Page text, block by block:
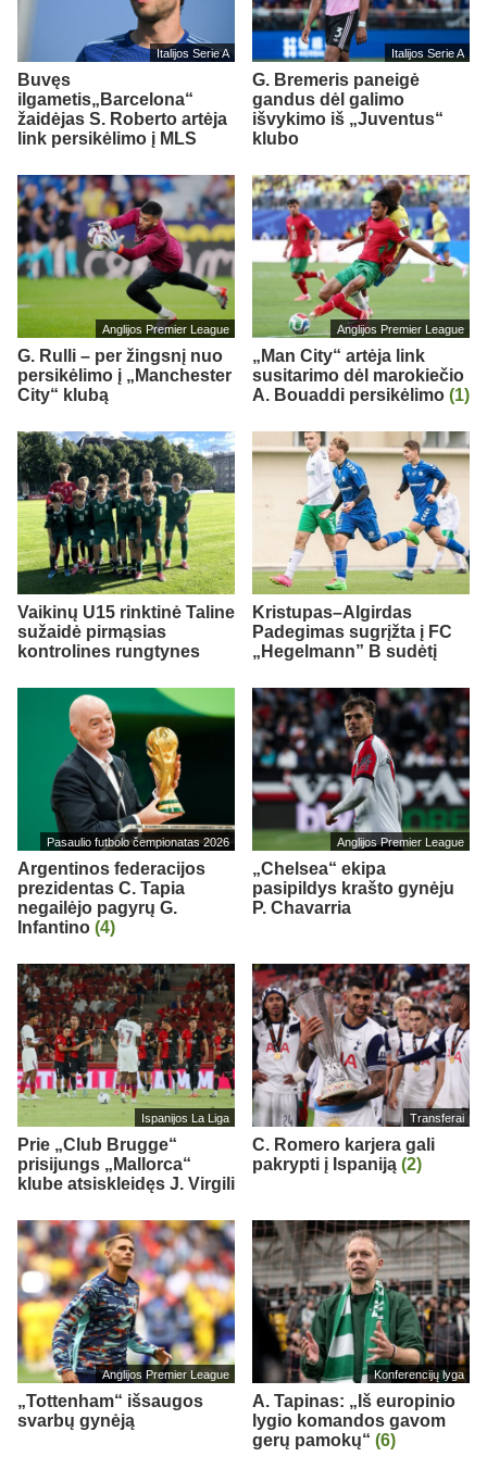
Italijos Serie A
Buvęs
ilgametis„Barcelona“
žaidėjas S. Roberto artėja
link persikėlimo į MLS
Italijos Serie A
G. Bremeris paneigė
gandus dėl galimo
išvykimo iš „Juventus“
klubo
Anglijos Premier League
G. Rulli – per žingsnį nuo
persikėlimo į „Manchester
City“ klubą
Anglijos Premier League
„Man City“ artėja link
susitarimo dėl marokiečio
A. Bouaddi persikėlimo (1)
Vaikinų U15 rinktinė Taline
sužaidė pirmąsias
kontrolines rungtynes
Kristupas–Algirdas
Padegimas sugrįžta į FC
„Hegelmann” B sudėtį
Pasaulio futbolo čempionatas 2026
Argentinos federacijos
prezidentas C. Tapia
negailėjo pagyrų G.
Infantino (4)
Anglijos Premier League
„Chelsea“ ekipa
pasipildys krašto gynėju
P. Chavarria
Ispanijos La Liga
Prie „Club Brugge“
prisijungs „Mallorca“
klube atsiskleidęs J. Virgili
Transferai
C. Romero karjera gali
pakrypti į Ispaniją (2)
Anglijos Premier League
„Tottenham“ išsaugos
svarbų gynėją
Konferencijų lyga
A. Tapinas: „Iš europinio
lygio komandos gavom
gerų pamokų“ (6)